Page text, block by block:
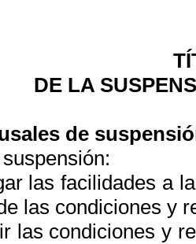
DE LA
de
las facilidades a
las condiciones y
las condiciones y